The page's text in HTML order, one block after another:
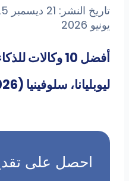
أفضل 10 وكالات
سلوفينيا (2026)
احصل على تقدير